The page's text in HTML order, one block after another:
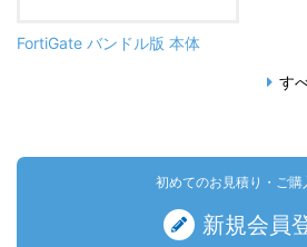
FortiGate バンドル版 本体
す
初めてのお見積り・ご購
新規会員